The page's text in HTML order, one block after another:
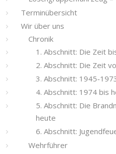
Terminübersicht
Wir über uns
Chronik
1. Abschnitt: Die Zeit
2. Abschnitt: Die Zeit
3. Abschnitt: 1945-
4. Abschnitt: 1974 bis
5. Abschnitt: Die
heute
6. Abschnitt:
Wehrführer